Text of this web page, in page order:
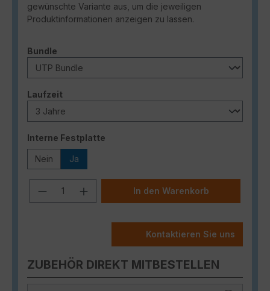
gewünschte Variante aus, um die jeweiligen
Produktinformationen anzeigen zu lassen.
Bundle
Laufzeitauswählen
Interne Festplatte
Nein Ja
Produkt Anzahl: Gib den
In den Warenkorb
Kontaktieren Sie uns
ZUBEHÖR DIREKT MITBESTELLEN